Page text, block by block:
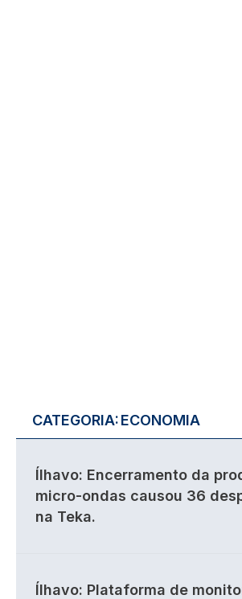
CATEGORIA:ECONOMIA
Ílhavo: Encerramento da
micro-ondas causou 36
na Teka.
Ílhavo: Plataforma de